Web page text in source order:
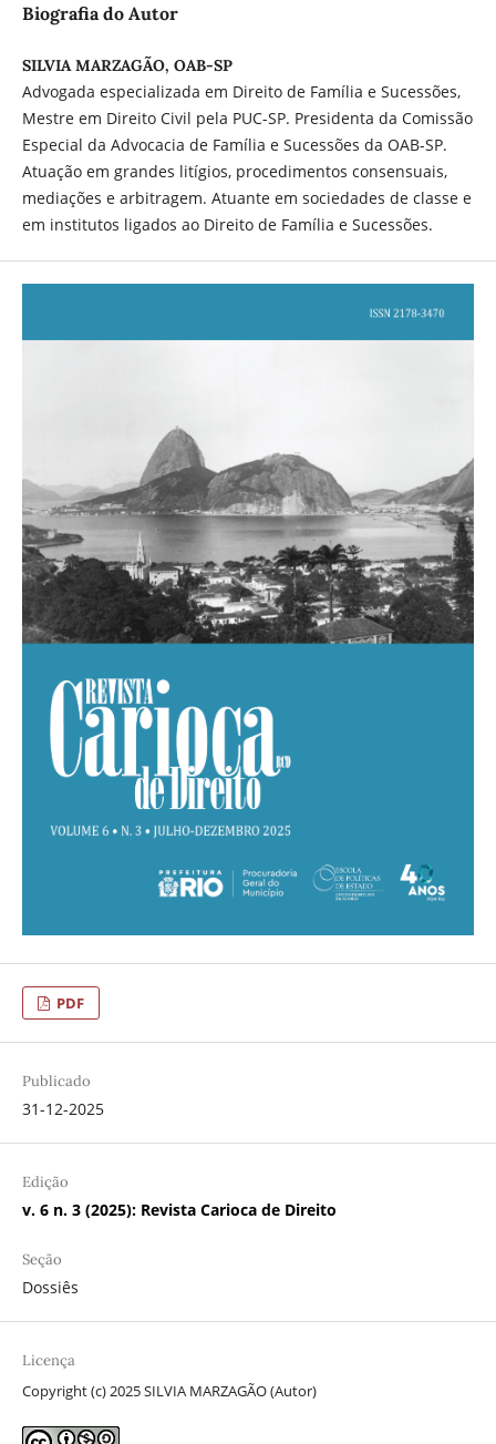
Biografia do Autor
SILVIA MARZAGÃO, OAB-SP
Advogada especializada em Direito de Família e Sucessões,
Mestre em Direito Civil pela PUC-SP. Presidenta da Comissão
Especial da Advocacia de Família e Sucessões da OAB-SP.
Atuação em grandes litígios, procedimentos consensuais,
mediações e arbitragem. Atuante em sociedades de classe e
em institutos ligados ao Direito de Família e Sucessões.
PDF
Publicado
31-12-2025
Edição
v. 6 n. 3 (2025): Revista Carioca de Direito
Seção
Dossiês
Licença
Copyright (c) 2025 SILVIA MARZAGÃO (Autor)